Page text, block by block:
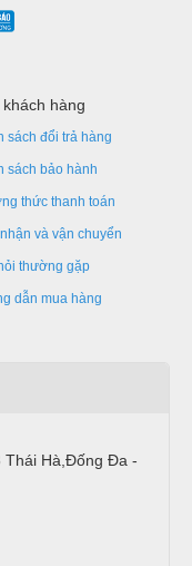
hàng
sách đổi trả hàng
sách bảo hành
thức thanh toán
và vận chuyển
thường gặp
dẫn mua hàng
Thái Hà,Đống Đa -